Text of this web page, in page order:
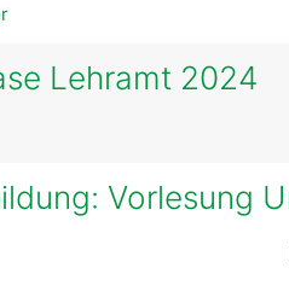
Lehramt 2024
Vorlesung